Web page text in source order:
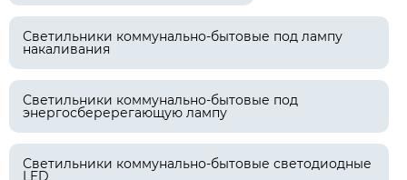
Светильники коммунально-бытовые под лампу
накаливания
Светильники коммунально-бытовые под
энергосберерегающую лампу
Светильники коммунально-бытовые светодиодные
LED